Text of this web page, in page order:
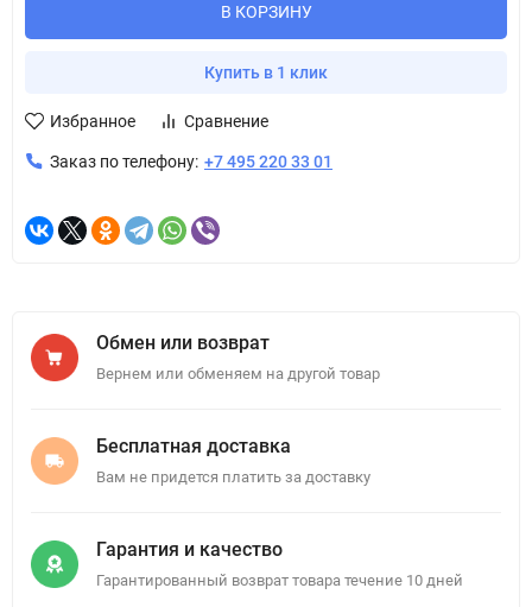
В КОРЗИНУ
Купить в 1 клик
Избранное Сравнение
Заказ по телефону: +7 495 220 33 01
Обмен или возврат
Вернем или обменяем на другой товар
Бесплатная доставка
Вам не придется платить за доставку
Гарантия и качество
Гарантированный возврат товара течение 10 дней